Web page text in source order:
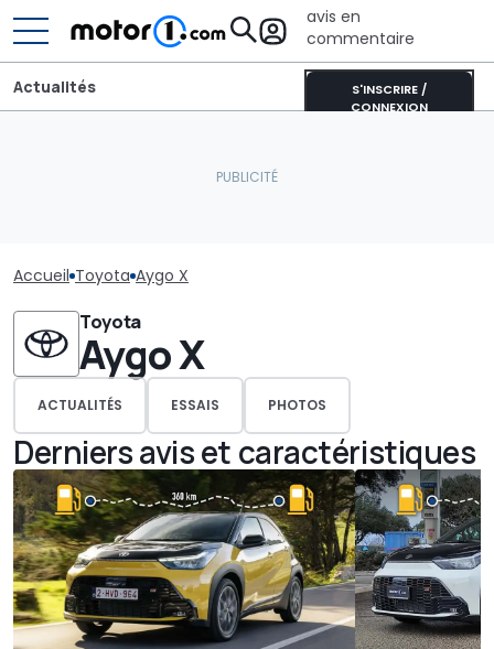
avis en
commentaire
S'INSCRIRE /
CONNEXION
Actualités
Accueil Toyota Aygo X
Toyota
Aygo X
ACTUALITÉS ESSAIS PHOTOS
Derniers avis et caractéristiques